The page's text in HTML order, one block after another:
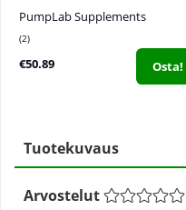
PumpLab Supplements
2
€50.89 Osta!
Tuotekuvaus
Arvostelut